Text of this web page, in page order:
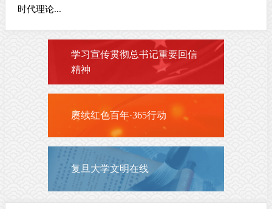
时代理论...
学习宣传贯彻总书记重要回信
精神
赓续红色百年·365行动
复旦大学文明在线